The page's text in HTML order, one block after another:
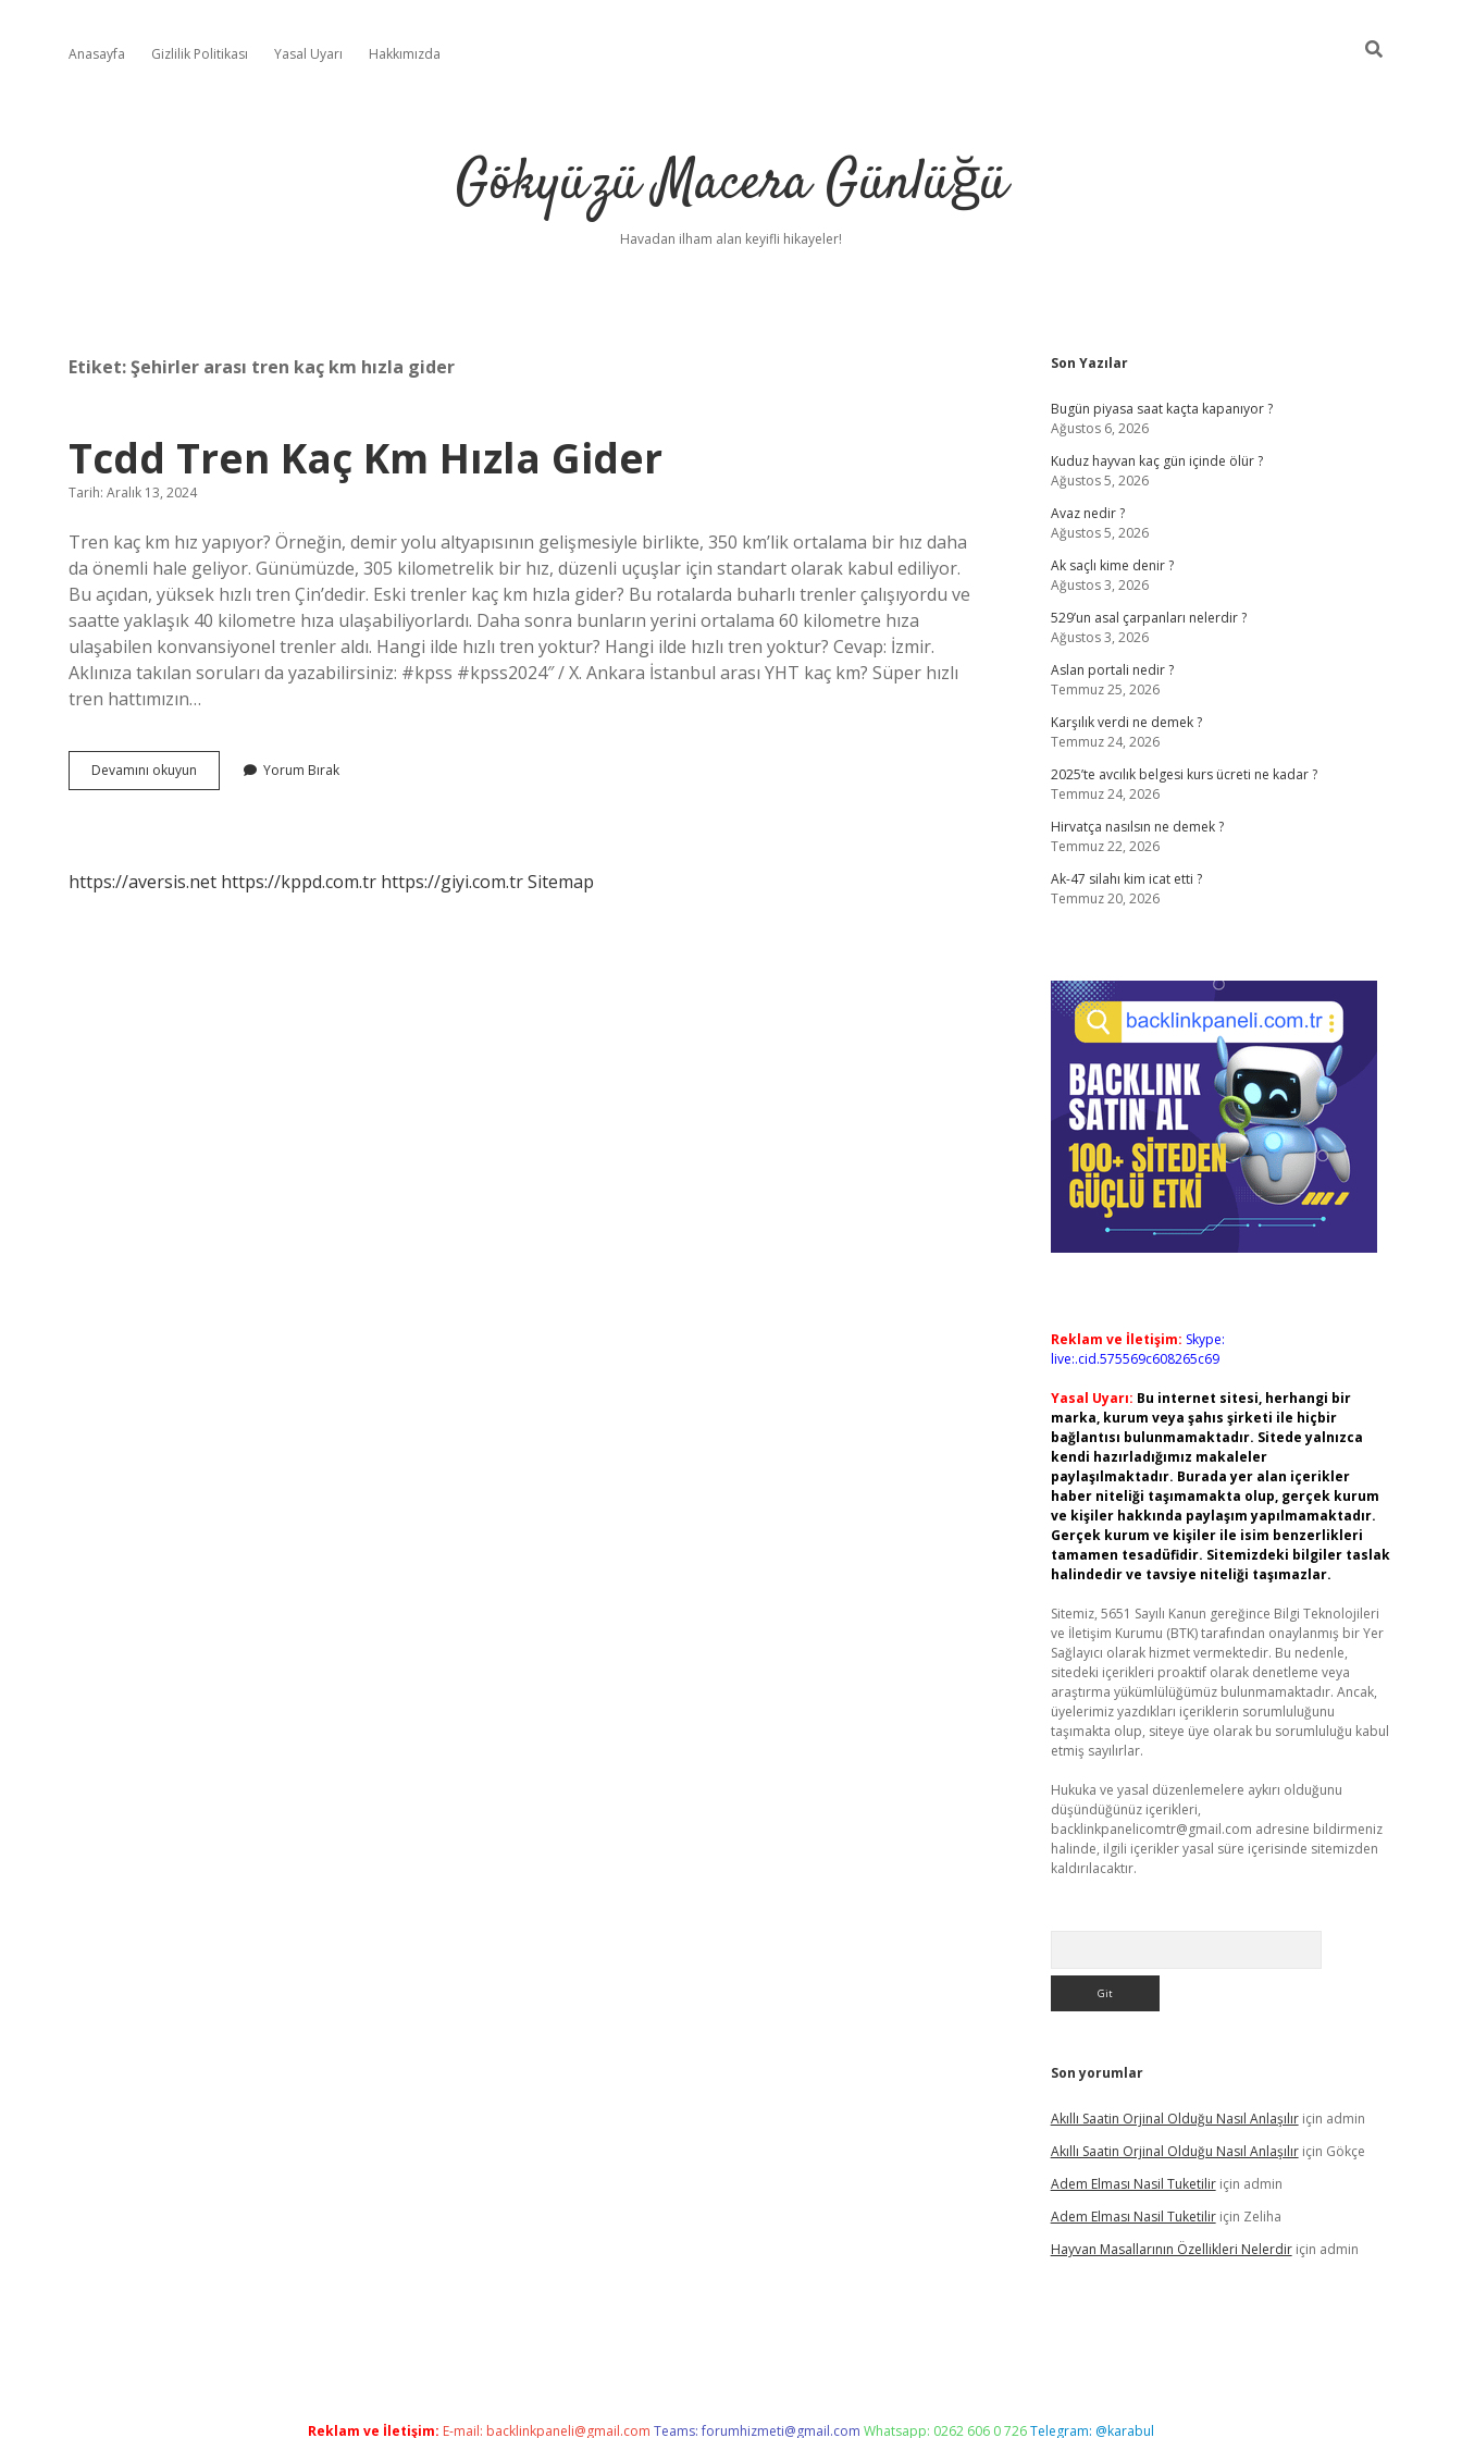
Anasayfa Gizlilik Politikası Yasal Uyarı Hakkımızda
Gökyüzü Macera Günlüğü
Havadan ilham alan keyifli hikayeler!
Etiket:Şehirler arası tren kaç km hızla gider
Tcdd Tren Kaç Km Hızla Gider
Tarih: Aralık 13, 2024
Tren kaç km hız yapıyor? Örneğin, demir yolu altyapısının gelişmesiyle birlikte, 350 km’lik ortalama bir hız daha
da önemli hale geliyor. Günümüzde, 305 kilometrelik bir hız, düzenli uçuşlar için standart olarak kabul ediliyor.
Bu açıdan, yüksek hızlı tren Çin’dedir. Eski trenler kaç km hızla gider? Bu rotalarda buharlı trenler çalışıyordu ve
saatte yaklaşık 40 kilometre hıza ulaşabiliyorlardı. Daha sonra bunların yerini ortalama 60 kilometre hıza
ulaşabilen konvansiyonel trenler aldı. Hangi ilde hızlı tren yoktur? Hangi ilde hızlı tren yoktur? Cevap: İzmir.
Aklınıza takılan soruları da yazabilirsiniz: #kpss #kpss2024″ / X. Ankara İstanbul arası YHT kaç km? Süper hızlı
tren hattımızın…
Devamını okuyun
Tren
Yorum Bırak
https://aversis.net https://kppd.com.tr https://giyi.com.trSitemap
Sidebar
Son Yazılar
Bugün piyasa saat kaçta kapanıyor ?
Ağustos 6, 2026
Kuduz hayvan kaç gün içinde ölür ?
Ağustos 5, 2026
Avaz nedir ?
Ağustos 5, 2026
Ak saçlı kime denir ?
Ağustos 3, 2026
529’un asal çarpanları nelerdir ?
Ağustos 3, 2026
Aslan portali nedir ?
Temmuz 25, 2026
Karşılık verdi ne demek ?
Temmuz 24, 2026
2025’te avcılık belgesi kurs ücreti ne kadar ?
Temmuz 24, 2026
Hirvatça nasılsın ne demek ?
Temmuz 22, 2026
Ak-47 silahı kim icat etti ?
Temmuz 20, 2026
Reklam ve İletişim: Skype:
live:.cid.575569c608265c69
Yasal Uyarı: Bu internet sitesi, herhangi bir
marka, kurum veya şahıs şirketi ile hiçbir
bağlantısı bulunmamaktadır. Sitede yalnızca
kendi hazırladığımız makaleler
paylaşılmaktadır. Burada yer alan içerikler
haber niteliği taşımamakta olup, gerçek kurum
ve kişiler hakkında paylaşım yapılmamaktadır.
Gerçek kurum ve kişiler ile isim benzerlikleri
tamamen tesadüfidir. Sitemizdeki bilgiler taslak
halindedir ve tavsiye niteliği taşımazlar.
Sitemiz, 5651 Sayılı Kanun gereğince Bilgi Teknolojileri
ve İletişim Kurumu (BTK) tarafından onaylanmış bir Yer
Sağlayıcı olarak hizmet vermektedir. Bu nedenle,
sitedeki içerikleri proaktif olarak denetleme veya
araştırma yükümlülüğümüz bulunmamaktadır. Ancak,
üyelerimiz yazdıkları içeriklerin sorumluluğunu
taşımakta olup, siteye üye olarak bu sorumluluğu kabul
etmiş sayılırlar.
Hukuka ve yasal düzenlemelere aykırı olduğunu
düşündüğünüz içerikleri,
backlinkpanelicomtr@gmail.com adresine bildirmeniz
halinde, ilgili içerikler yasal süre içerisinde sitemizden
kaldırılacaktır.
Son yorumlar
Akıllı Saatin Orjinal Olduğu Nasıl Anlaşılıriçin admin
Akıllı Saatin Orjinal Olduğu Nasıl Anlaşılıriçin Gökçe
Adem Elması Nasil Tuketiliriçin admin
Adem Elması Nasil Tuketiliriçin Zeliha
Hayvan Masallarının Özellikleri Nelerdiriçin admin
Reklam ve İletişim: E-mail: backlinkpaneli@gmail.com Teams:forumhizmeti@gmail.com Whatsapp: 0262 606 0 726Telegram: @karabul